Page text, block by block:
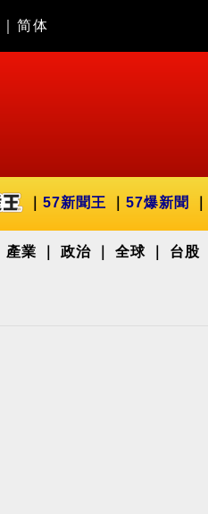
简体
57新聞王 57爆新聞
產業 政治 全球 台股